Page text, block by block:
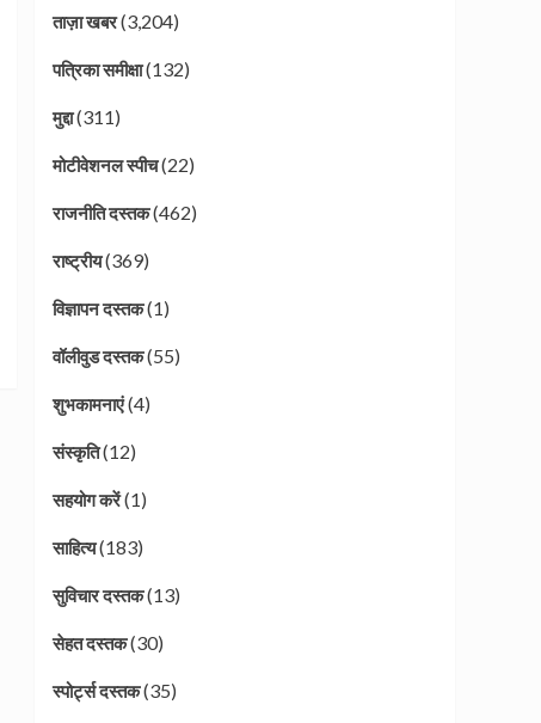
ताज़ा खबर(3,204)
पत्रिका समीक्षा(132)
मुद्दा(311)
मोटीवेशनल स्पीच(22)
राजनीति दस्तक(462)
राष्ट्रीय(369)
विज्ञापन दस्तक(1)
वॉलीवुड दस्तक(55)
शुभकामनाएं(4)
संस्कृति(12)
सहयोग करें(1)
साहित्य(183)
सुविचार दस्तक(13)
सेहत दस्तक(30)
स्पोर्ट्स दस्तक(35)